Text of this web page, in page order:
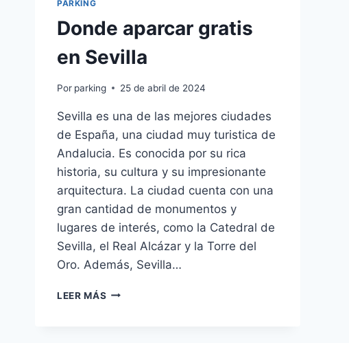
PARKING
Donde aparcar gratis
en Sevilla
Por parking 25 de abril de 2024
Sevilla es una de las mejores ciudades
de España, una ciudad muy turistica de
Andalucia. Es conocida por su rica
historia, su cultura y su impresionante
arquitectura. La ciudad cuenta con una
gran cantidad de monumentos y
lugares de interés, como la Catedral de
Sevilla, el Real Alcázar y la Torre del
Oro. Además, Sevilla…
LEER MÁS DONDE